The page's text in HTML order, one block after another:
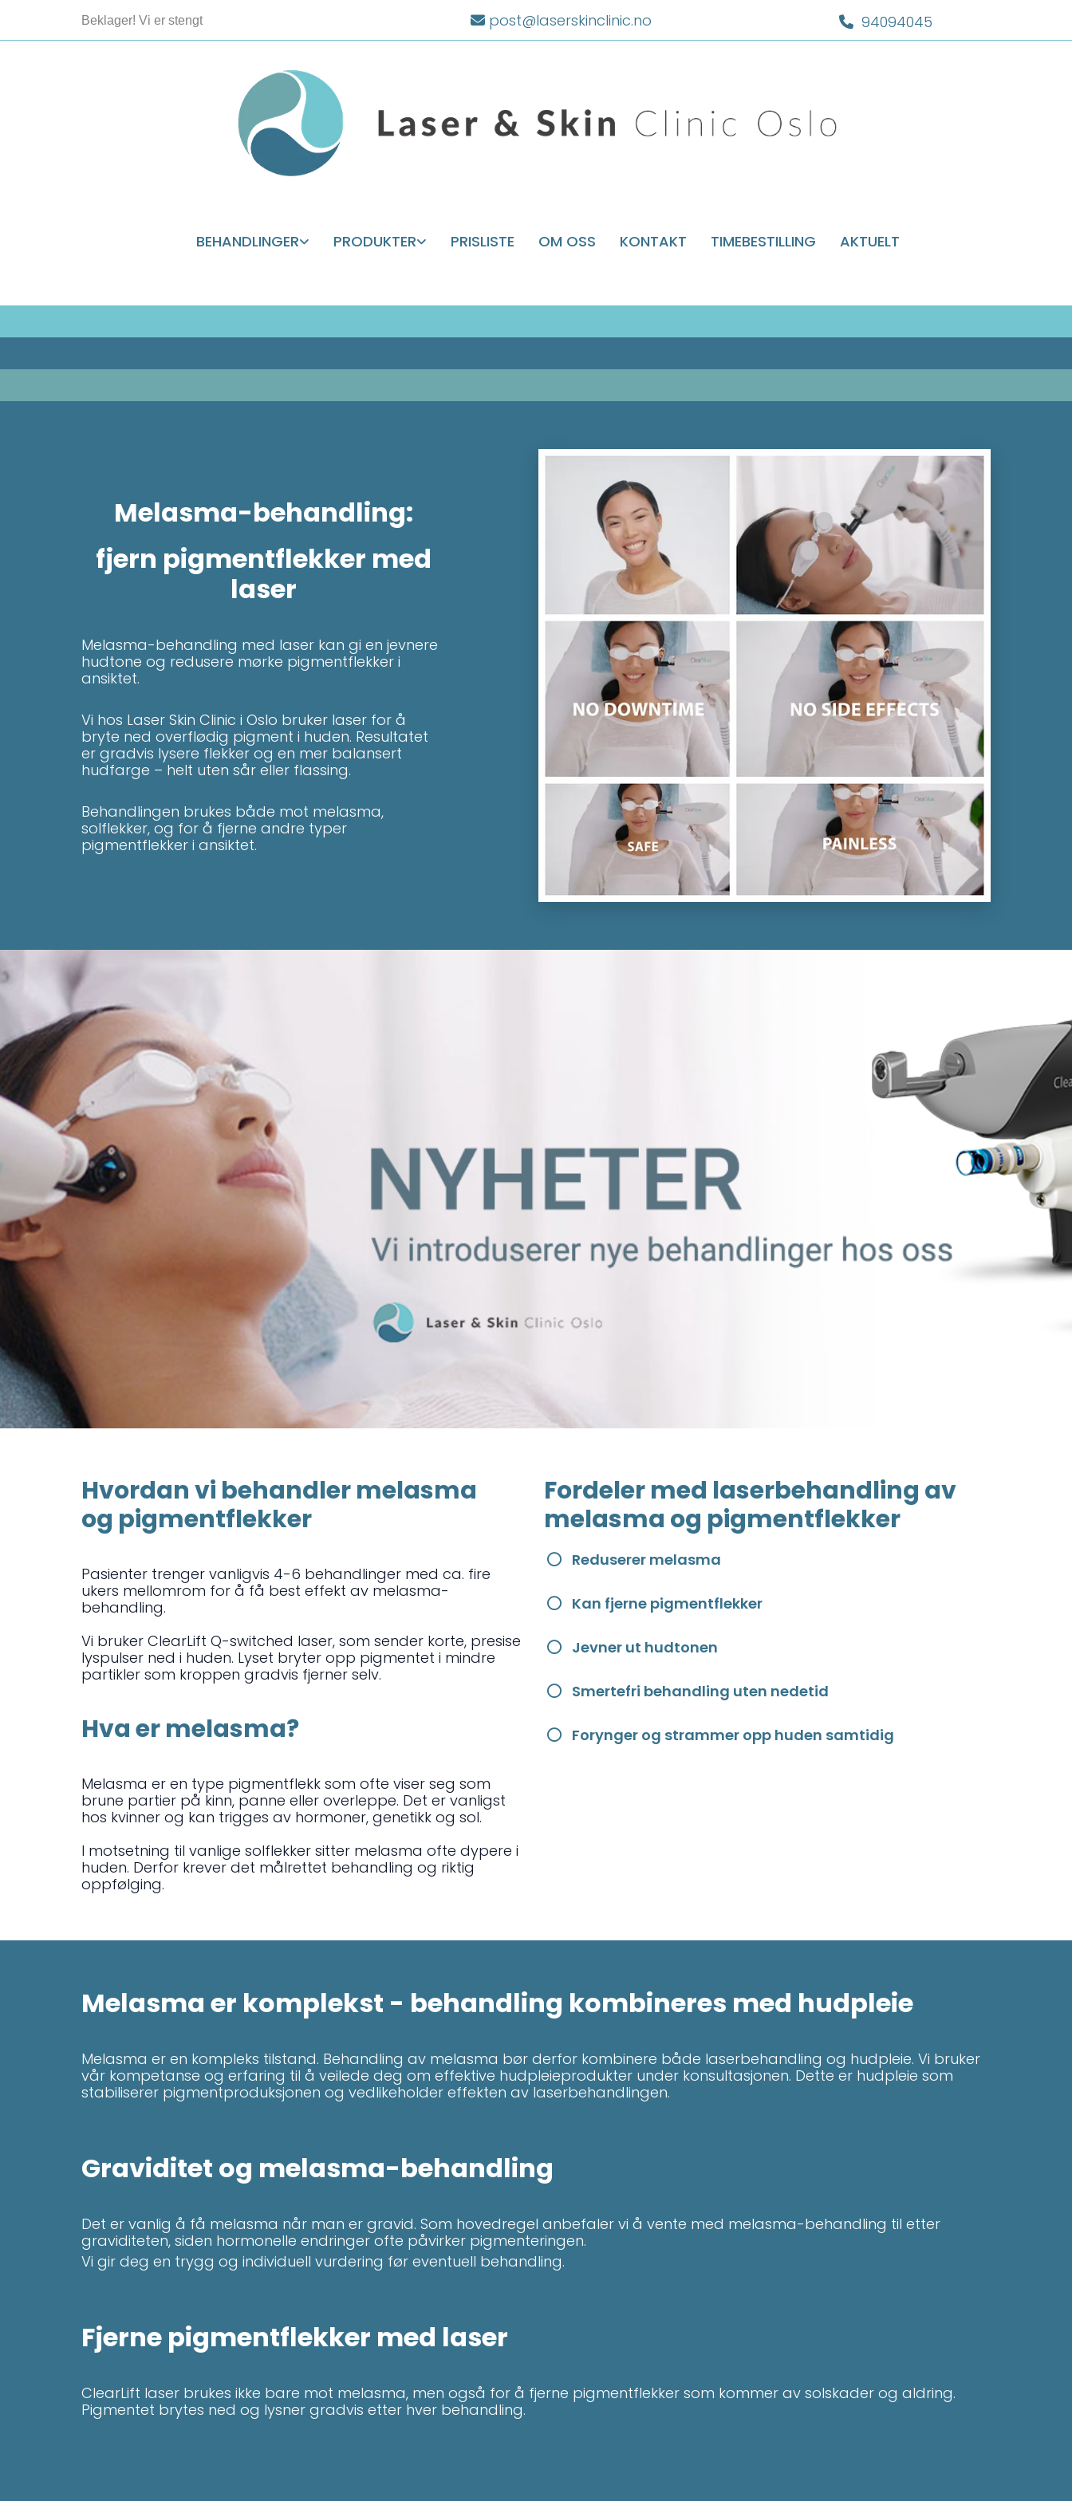
Beklager! Vi er stengt  post@laserskinclinic.no  94094045
BEHANDLINGER PRODUKTER PRISLISTE OM OSS KONTAKT TIMEBESTILLING AKTUELT
Melasma-behandling:
fjern pigmentflekker med
laser
Melasma-behandling med laser kan gi en jevnere
hudtone og redusere mørke pigmentflekker i
ansiktet.
Vi hos Laser Skin Clinic i Oslo bruker laser for å
bryte ned overflødig pigment i huden. Resultatet
er gradvis lysere flekker og en mer balansert
hudfarge – helt uten sår eller flassing.
Behandlingen brukes både mot melasma,
solflekker, og for å fjerne andre typer
pigmentflekker i ansiktet.
Hvordan vi behandler melasma
og pigmentflekker
Pasienter trenger vanligvis 4-6 behandlinger med ca. fire
ukers mellomrom for å få best effekt av melasma-
behandling.
Vi bruker ClearLift Q-switched laser, som sender korte, presise
lyspulser ned i huden. Lyset bryter opp pigmentet i mindre
partikler som kroppen gradvis fjerner selv.
Hva er melasma?
Melasma er en type pigmentflekk som ofte viser seg som
brune partier på kinn, panne eller overleppe. Det er vanligst
hos kvinner og kan trigges av hormoner, genetikk og sol.
I motsetning til vanlige solflekker sitter melasma ofte dypere i
huden. Derfor krever det målrettet behandling og riktig
oppfølging.
Fordeler med laserbehandling av
melasma og pigmentflekker
Reduserer melasma
Kan fjerne pigmentflekker
Jevner ut hudtonen
Smertefri behandling uten nedetid
Forynger og strammer opp huden samtidig
Melasma er komplekst - behandling kombineres med hudpleie
Melasma er en kompleks tilstand. Behandling av melasma bør derfor kombinere både laserbehandling og hudpleie. Vi bruker
vår kompetanse og erfaring til å veilede deg om effektive hudpleieprodukter under konsultasjonen. Dette er hudpleie som
stabiliserer pigmentproduksjonen og vedlikeholder effekten av laserbehandlingen.
Graviditet og melasma-behandling
Det er vanlig å få melasma når man er gravid. Som hovedregel anbefaler vi å vente med melasma-behandling til etter
graviditeten, siden hormonelle endringer ofte påvirker pigmenteringen.
Vi gir deg en trygg og individuell vurdering før eventuell behandling.
Fjerne pigmentflekker med laser
ClearLift laser brukes ikke bare mot melasma, men også for å fjerne pigmentflekker som kommer av solskader og aldring.
Pigmentet brytes ned og lysner gradvis etter hver behandling.